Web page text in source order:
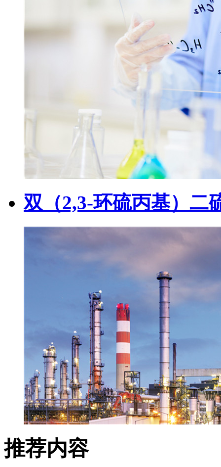
双（2,3-环硫丙基）二
推荐内容